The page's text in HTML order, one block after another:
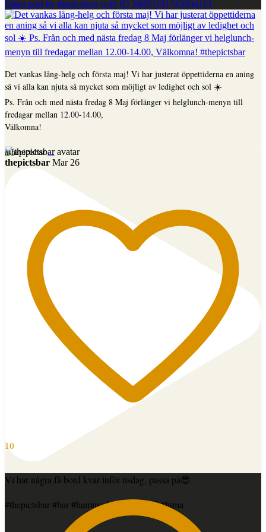
Open post by thepictsbar with ID 18093191743904161
Det vankas lång-helg och första maj! Vi har justerat öppettiderna en aning
så vi alla kan njuta så mycket som möjligt av ledighet och sol ☀️
Ps. Från och med nästa fredag 8 Maj förlänger vi helglunch-menyn till
fredagar mellan 12.00-14.00,
Välkomna!
#thepictsbar ...
10
thepictsbar Mar 26
Vi har några få bord kvar inför tisdag, passa på😎
#thepictsbar #bar #hammarbysjostad #sff #luma